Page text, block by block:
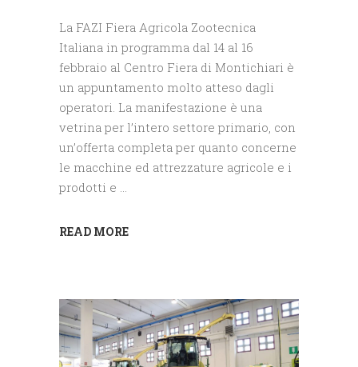
La FAZI Fiera Agricola Zootecnica
Italiana in programma dal 14 al 16
febbraio al Centro Fiera di Montichiari è
un appuntamento molto atteso dagli
operatori. La manifestazione è una
vetrina per l’intero settore primario, con
un’offerta completa per quanto concerne
le macchine ed attrezzature agricole e i
prodotti e
READ MORE